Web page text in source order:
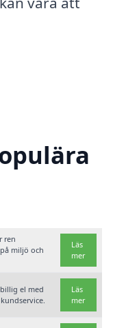
ren
miljö och
Läs
mer
el med
Läs
mer